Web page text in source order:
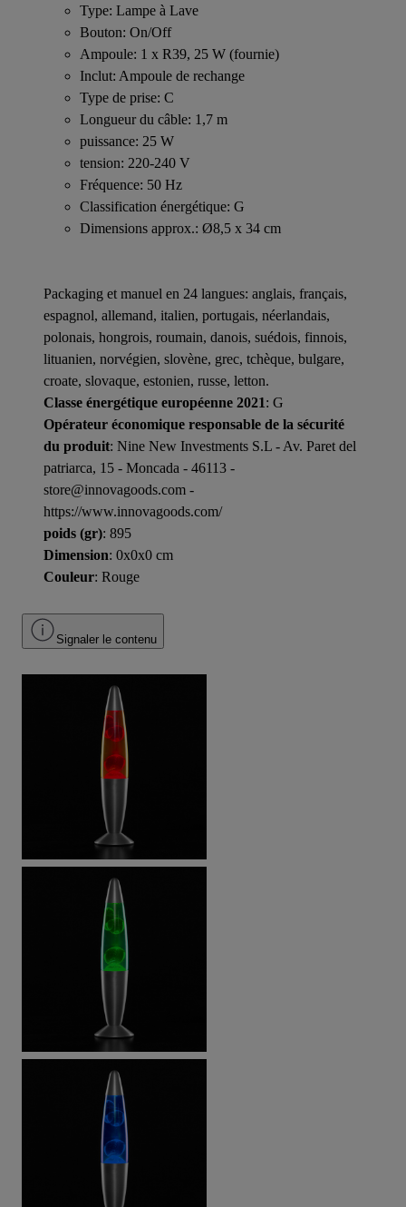
Type: Lampe à Lave
Bouton: On/Off
Ampoule: 1 x R39, 25 W (fournie)
Inclut: Ampoule de rechange
Type de prise: C
Longueur du câble: 1,7 m
puissance: 25 W
tension: 220-240 V
Fréquence: 50 Hz
Classification énergétique: G
Dimensions approx.: Ø8,5 x 34 cm
Packaging et manuel en 24 langues: anglais, français,
espagnol, allemand, italien, portugais, néerlandais,
polonais, hongrois, roumain, danois, suédois, finnois,
lituanien, norvégien, slovène, grec, tchèque, bulgare,
croate, slovaque, estonien, russe, letton.
Classe énergétique européenne 2021: G
Opérateur économique responsable de la sécurité
du produit: Nine New Investments S.L - Av. Paret del
patriarca, 15 - Moncada - 46113 -
store@innovagoods.com -
https://www.innovagoods.com/
poids (gr): 895
Dimension: 0x0x0 cm
Couleur: Rouge
Signaler le contenu